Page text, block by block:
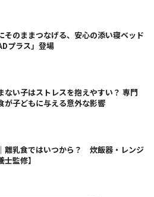
そのままつなげる、安心の添い寝ベッド
プラス」登場
ない子はストレスを抱えやすい？ 専門
が子どもに与える意外な影響
離乳食ではいつから？ 炊飯器・レンジ
監修】